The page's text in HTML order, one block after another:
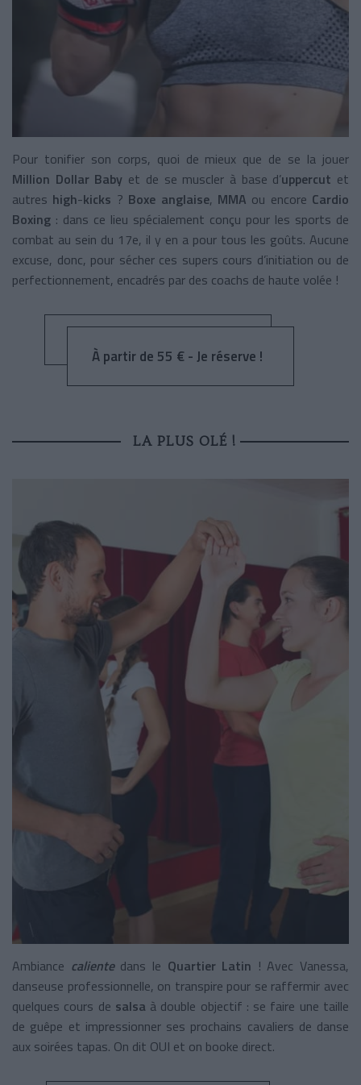
Pour tonifier son corps, quoi de mieux que de se la jouer
Million Dollar Baby et de se muscler à base d’uppercut et
autres high-kicks ? Boxe anglaise, MMA ou encore Cardio
Boxing : dans ce lieu spécialement conçu pour les sports de
combat au sein du 17e, il y en a pour tous les goûts. Aucune
excuse, donc, pour sécher ces supers cours d’initiation ou de
perfectionnement, encadrés par des coachs de haute volée !
À partir de 55 € - Je réserve !
LA PLUS OLÉ !
Ambiance caliente dans le Quartier Latin ! Avec Vanessa,
danseuse professionnelle, on transpire pour se raffermir avec
quelques cours de salsa à double objectif : se faire une taille
de guêpe et impressionner ses prochains cavaliers de danse
aux soirées tapas. On dit OUI et on booke direct.